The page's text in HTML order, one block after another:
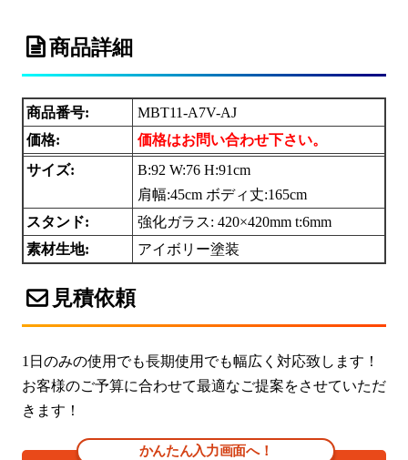
商品詳細
商品番号:
MBT11-A7V-AJ
価格:
価格はお問い合わせ下さい。
サイズ:
B:92 W:76 H:91cm
肩幅:45cm ボディ丈:165cm
スタンド:
強化ガラス: 420×420mm t:6mm
素材生地:
アイボリー塗装
見積依頼
1日のみの使用でも長期使用でも幅広く対応致します！
お客様のご予算に合わせて最適なご提案をさせていただ
きます！
かんたん入力画面へ！